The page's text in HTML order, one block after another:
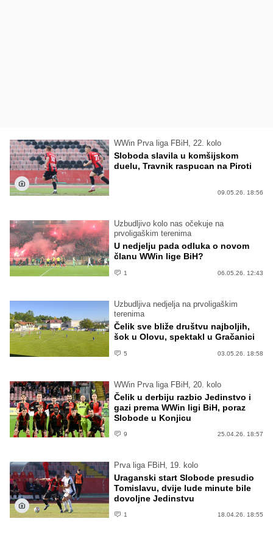
WWin Prva liga FBiH, 22. kolo
Sloboda slavila u komšijskom
duelu, Travnik raspucan na Piroti
09.05.26. 18:56
Uzbudljivo kolo nas očekuje na
prvoligaškim terenima
U nedjelju pada odluka o novom
članu WWin lige BiH?
1 06.05.26. 12:43
Uzbudljiva nedjelja na prvoligaškim
terenima
Čelik sve bliže društvu najboljih,
šok u Olovu, spektakl u Gračanici
5 03.05.26. 18:58
WWin Prva liga FBiH, 20. kolo
Čelik u derbiju razbio Jedinstvo i
gazi prema WWin ligi BiH, poraz
Slobode u Konjicu
9 25.04.26. 18:57
Prva liga FBiH, 19. kolo
Uraganski start Slobode presudio
Tomislavu, dvije lude minute bile
dovoljne Jedinstvu
1 18.04.26. 18:55